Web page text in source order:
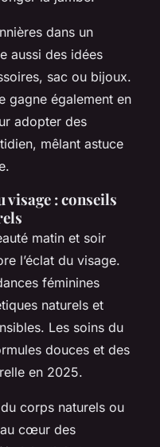
dans un
aussi des idées
sac ou bijoux.
gagne également en
adopter des
mêlant astuce
visage : conseils
matin et soir
l’éclat du visage.
féminines
naturels et
Les soins du
douces et des
en 2025.
corps naturels ou
au cœur des